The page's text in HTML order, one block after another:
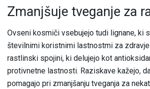
Zmanjšuje tveganje za
Ovseni kosmiči vsebujejo tudi lignane, ki
številnimi koristnimi lastnostmi za
rastlinski spojini, ki delujejo kot
protivnetne lastnosti. Raziskave kažejo,
pomagajo pri zmanjšanju tveganja za